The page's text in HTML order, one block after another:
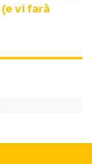
vi farà